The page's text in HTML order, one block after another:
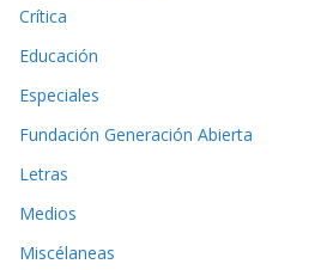
Crítica
Educación
Especiales
Fundación Generación Abierta
Letras
Medios
Miscélaneas